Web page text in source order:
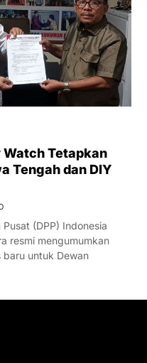
Tetapkan
Tengah dan DIY
(DPP) Indonesia
resmi mengumumkan
untuk Dewan